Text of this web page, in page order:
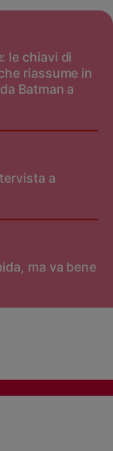
le chiavi di
riassume in
Batman a
a
ma va bene